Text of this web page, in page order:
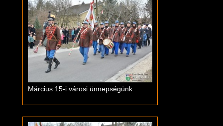
Március 15-i városi ünnepségünk